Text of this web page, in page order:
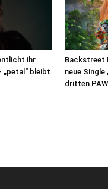
ihr
„petal“ bleibt
Backstreet
neue
dritten